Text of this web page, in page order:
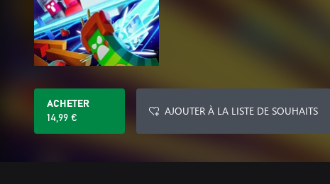
ACHETER
14,99 €
AJOUTER À LA LISTE DE SOUHAITS